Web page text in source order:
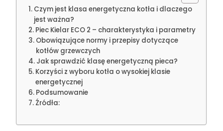
Czym jest klasa energetyczna kotła i dlaczego
jest ważna?
Piec Kielar ECO 2 – charakterystyka i parametry
Obowiązujące normy i przepisy dotyczące
kotłów grzewczych
Jak sprawdzić klasę energetyczną pieca?
Korzyści z wyboru kotła o wysokiej klasie
energetycznej
Podsumowanie
Źródła: